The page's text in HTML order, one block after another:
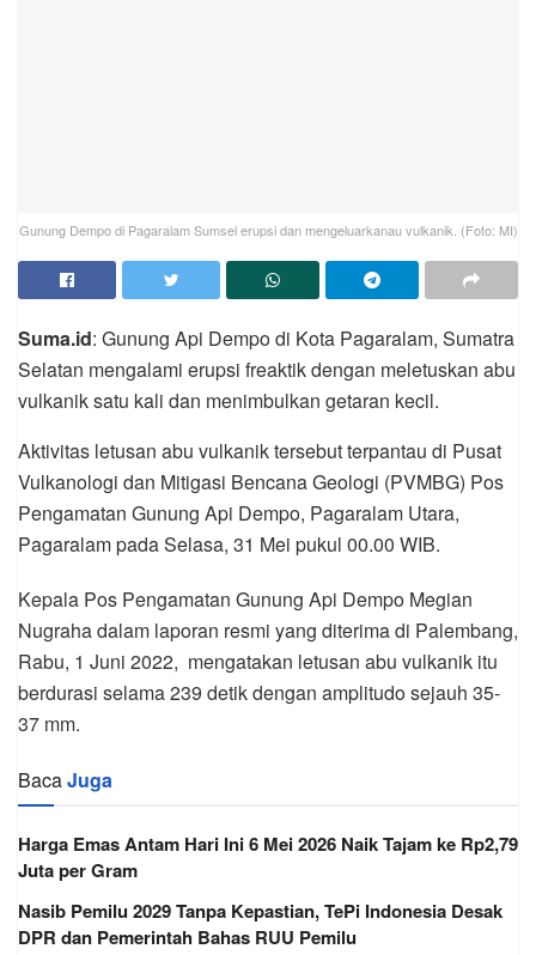
Gunung Dempo di Pagaralam Sumsel erupsi dan mengeluarkanau vulkanik. (Foto: MI)
Suma.id: Gunung Api Dempo di Kota Pagaralam, Sumatra
Selatan mengalami erupsi freaktik dengan meletuskan abu
vulkanik satu kali dan menimbulkan getaran kecil.
Aktivitas letusan abu vulkanik tersebut terpantau di Pusat
Vulkanologi dan Mitigasi Bencana Geologi (PVMBG) Pos
Pengamatan Gunung Api Dempo, Pagaralam Utara,
Pagaralam pada Selasa, 31 Mei pukul 00.00 WIB.
Kepala Pos Pengamatan Gunung Api Dempo Megian
Nugraha dalam laporan resmi yang diterima di Palembang,
Rabu, 1 Juni 2022, mengatakan letusan abu vulkanik itu
berdurasi selama 239 detik dengan amplitudo sejauh 35-
37 mm.
BacaJuga
Harga Emas Antam Hari Ini 6 Mei 2026 Naik Tajam ke Rp2,79
Juta per Gram
Nasib Pemilu 2029 Tanpa Kepastian, TePi Indonesia Desak
DPR dan Pemerintah Bahas RUU Pemilu